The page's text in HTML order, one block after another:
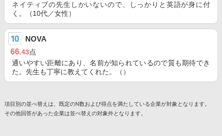
ネイティブの先生しかいないので、しっかりと英語が身に付
く。（10代／女性）
NOVA
66.43点
通いやすい距離にあり、名前が知られているので質も期待でき
た。先生も丁寧に教えてくれた。（）
項目別の並べ替えは、既定のN数および得点を満たしている企業が対象となります。
その他回答があった企業は並べ替えの対象外となります。